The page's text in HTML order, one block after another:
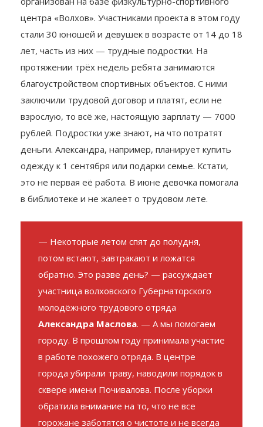
самом разгаре. Губернаторский отряд здесь
организован на базе физкультурно-спортивного
центра «Волхов». Участниками проекта в этом году
стали 30 юношей и девушек в возрасте от 14 до 18
лет, часть из них — трудные подростки. На
протяжении трёх недель ребята занимаются
благоустройством спортивных объектов. С ними
заключили трудовой договор и платят, если не
взрослую, то всё же, настоящую зарплату — 7000
рублей. Подростки уже знают, на что потратят
деньги. Александра, например, планирует купить
одежду к 1 сентября или подарки семье. Кстати,
это не первая её работа. В июне девочка помогала
в библиотеке и не жалеет о трудовом лете.
— Некоторые летом спят до полудня,
потом встают, завтракают и ложатся
обратно. Это разве день? — рассуждает
участница волховского Губернаторского
молодёжного трудового отряда
Александра Маслова. — А мы помогаем
городу. В прошлом году принимала участие
в работе похожего отряда. В центре
города убирали траву, наводили порядок в
сквере имени Почивалова. После уборки